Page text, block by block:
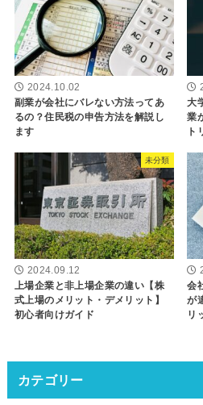
2024.10.02
副業が会社にバレない方法ってあ
るの？住民税の申告方法を解説し
ます
大
業
未分類
2024.09.12
上場企業と非上場企業の違い【株
式上場のメリット・デメリット】
初心者向けガイド
会
が
リ
カテゴリー